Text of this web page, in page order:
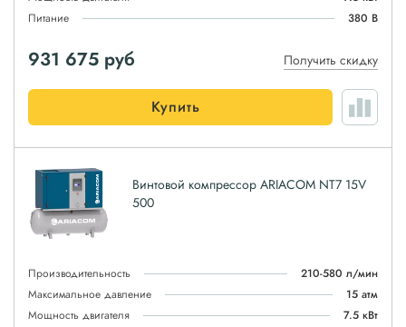
Питание
380 В
931 675 руб Получить скидку
Купить
Винтовой компрессор ARIACOM NT7 15V
500
Производительность
210-580 л/мин
Максимальное давление
15 атм
Мощность двигателя
7.5 кВт